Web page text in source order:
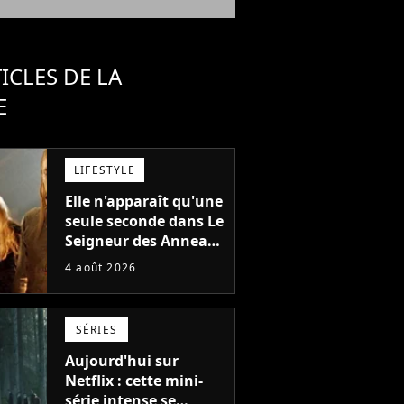
DE LA
LIFESTYLE
Elle n'apparaît qu'une
seule seconde dans Le
Seigneur des Anneaux
: avez-vous reconnu
cinéma dans la saga ?
4 août 2026
SÉRIES
Aujourd'hui sur
Netflix : cette mini-